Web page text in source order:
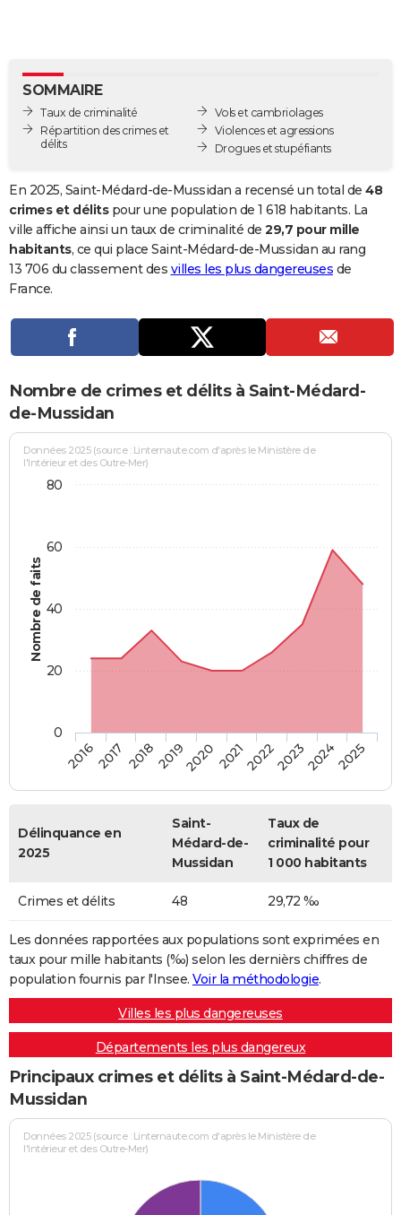
BONS PLANS
CARTE DE VOEUX
Dictionnaire
Biographies
Citations
Expressions
Proverbes
PROGRAMME TV
S'inscrire
Se connecter
Lycées
Collèges
Primaires
Universités
Entreprises
Service militaire
Avis de recherche
AVIS DE DÉCÈS
SOMMAIRE
Taux de criminalité
Répartition des crimes et
délits
Vols et cambriolages
Violences et agressions
Drogues et stupéfiants
En 2025, Saint-Médard-de-Mussidan a recensé un total de 48
crimes et délitspour une population de 1 618 habitants. La
ville affiche ainsi un taux de criminalité de 29,7 pour mille
habitants, ce qui place Saint-Médard-de-Mussidan au rang
13 706 du classement des villes les plus dangereuses de
France.
Nombre de crimes et délits à Saint-Médard-
de-Mussidan
Nombre de faits
Données 2025 (source : Linternaute.com d'après le Ministère de
l'Intérieur et des Outre-Mer)
20162017 20182019202020212022202320242025
0
20
40
60
80
Délinquance en
2025
Saint-
Médard-de-
Mussidan
Taux de
criminalité pour
1 000 habitants
Crimes et délits 48 29,72 ‰
Les données rapportées aux populations sont exprimées en
taux pour mille habitants (‰) selon les dernièrs chiffres de
population fournis par l'Insee. Voir la méthodologie.
Villes les plus dangereuses
Départements les plus dangereux
Principaux crimes et délits à Saint-Médard-de-
Mussidan
Données 2025 (source : Linternaute.com d'après le Ministère de
l'Intérieur et des Outre-Mer)